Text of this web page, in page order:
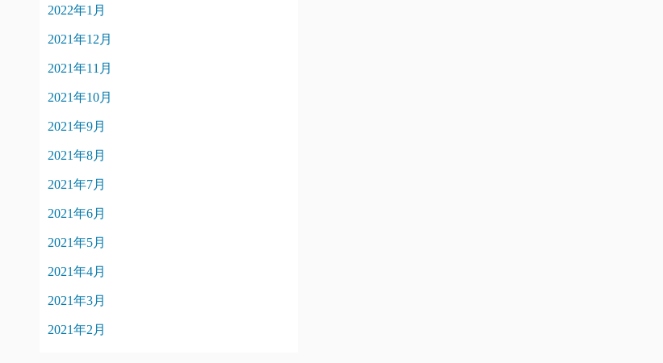
2022年1月
2021年12月
2021年11月
2021年10月
2021年9月
2021年8月
2021年7月
2021年6月
2021年5月
2021年4月
2021年3月
2021年2月